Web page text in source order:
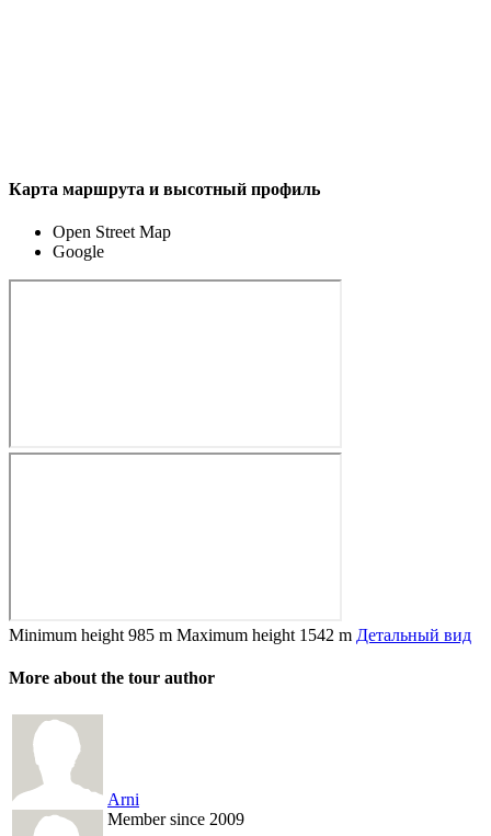
Карта маршрута и высотный профиль
Open Street Map
Google
Minimum height 985 m Maximum height 1542 m Детальный вид
More about the tour author
Arni
Member since 2009